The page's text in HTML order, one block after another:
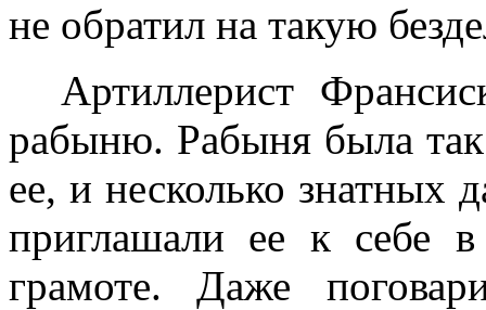
не обратил на такую
Артиллерист
рабыню. Рабыня была так
ее, и несколько знатных
приглашали ее к себе
грамоте. Даже